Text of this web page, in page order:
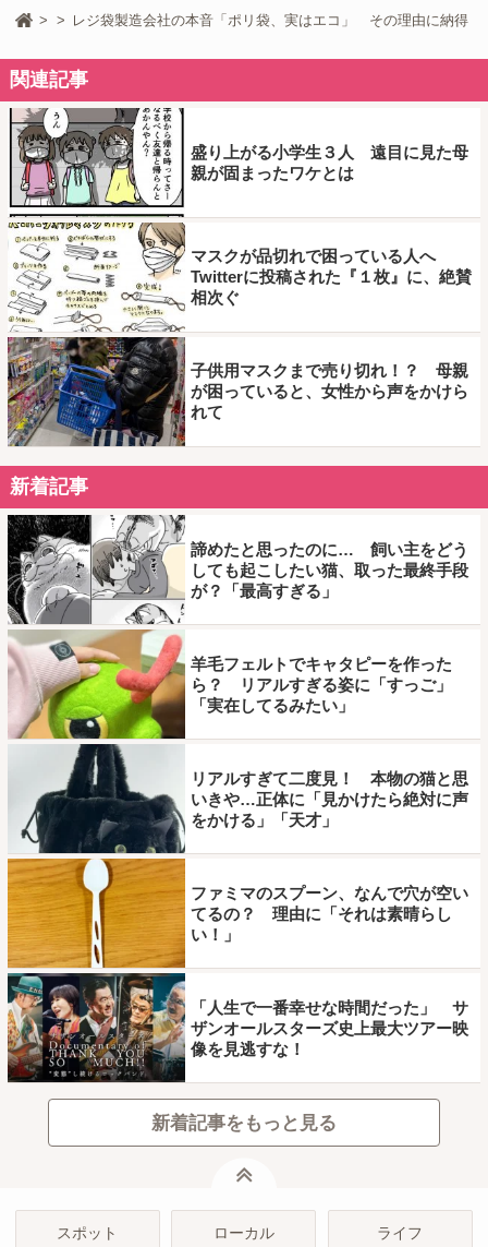
レジ袋製造会社の本音「ポリ袋、実はエコ」 その理由に納得
関連記事
盛り上がる小学生３人 遠目に見た母
親が固まったワケとは
マスクが品切れで困っている人へ
Twitterに投稿された『１枚』に、絶賛
相次ぐ
子供用マスクまで売り切れ！？ 母親
が困っていると、女性から声をかけら
れて
新着記事
諦めたと思ったのに… 飼い主をどう
しても起こしたい猫、取った最終手段
が？「最高すぎる」
羊毛フェルトでキャタピーを作った
ら？ リアルすぎる姿に「すっご」
「実在してるみたい」
リアルすぎて二度見！ 本物の猫と思
いきや…正体に「見かけたら絶対に声
をかける」「天才」
ファミマのスプーン、なんで穴が空い
てるの？ 理由に「それは素晴らし
い！」
「人生で一番幸せな時間だった」 サ
ザンオールスターズ史上最大ツアー映
像を見逃すな！
新着記事をもっと見る
スポット ローカル ライフ